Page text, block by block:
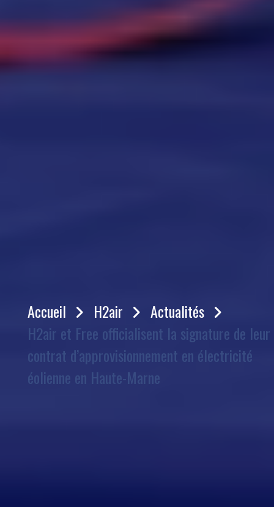
Accueil H2air
Actualités
H2air et Free officialisent la signature de leur
contrat d’approvisionnement en électricité
éolienne en Haute-Marne